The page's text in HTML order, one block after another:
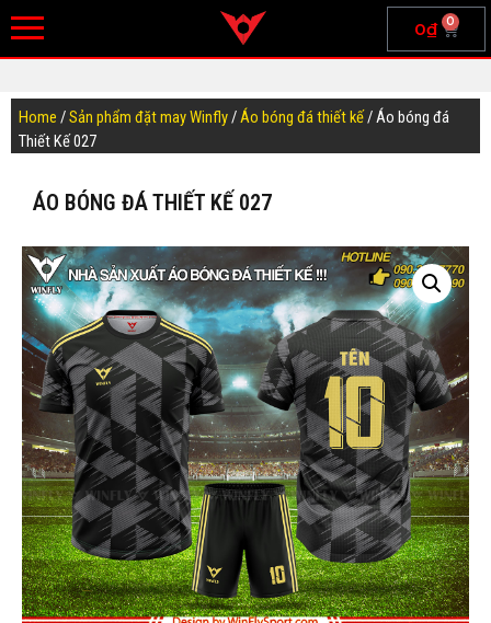
0₫ 0
Home /Sản phẩm đặt may Winfly/Áo bóng đá thiết kế/ Áo bóng đá
Thiết Kế 027
ÁO BÓNG ĐÁ THIẾT KẾ 027